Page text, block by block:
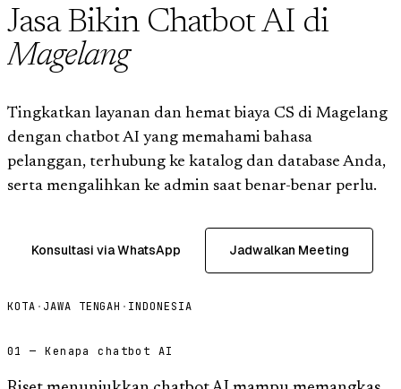
Jasa Bikin Chatbot AI di
Magelang
Tingkatkan layanan dan hemat biaya CS di Magelang
dengan chatbot AI yang memahami bahasa
pelanggan, terhubung ke katalog dan database Anda,
serta mengalihkan ke admin saat benar-benar perlu.
Konsultasi via WhatsApp Jadwalkan Meeting
KOTA · JAWA TENGAH · INDONESIA
01 — Kenapa chatbot AI